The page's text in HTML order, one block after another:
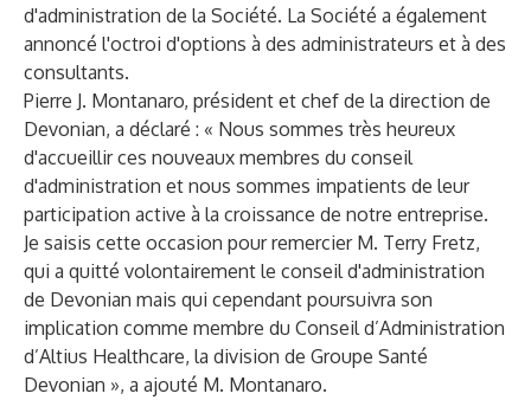
d'administration de la Société. La Société a également
annoncé l'octroi d'options à des administrateurs et à des
consultants.
Pierre J. Montanaro, président et chef de la direction de
Devonian, a déclaré : « Nous sommes très heureux
d'accueillir ces nouveaux membres du conseil
d'administration et nous sommes impatients de leur
participation active à la croissance de notre entreprise.
Je saisis cette occasion pour remercier M. Terry Fretz,
qui a quitté volontairement le conseil d'administration
de Devonian mais qui cependant poursuivra son
implication comme membre du Conseil d’Administration
d’Altius Healthcare, la division de Groupe Santé
Devonian », a ajouté M. Montanaro.